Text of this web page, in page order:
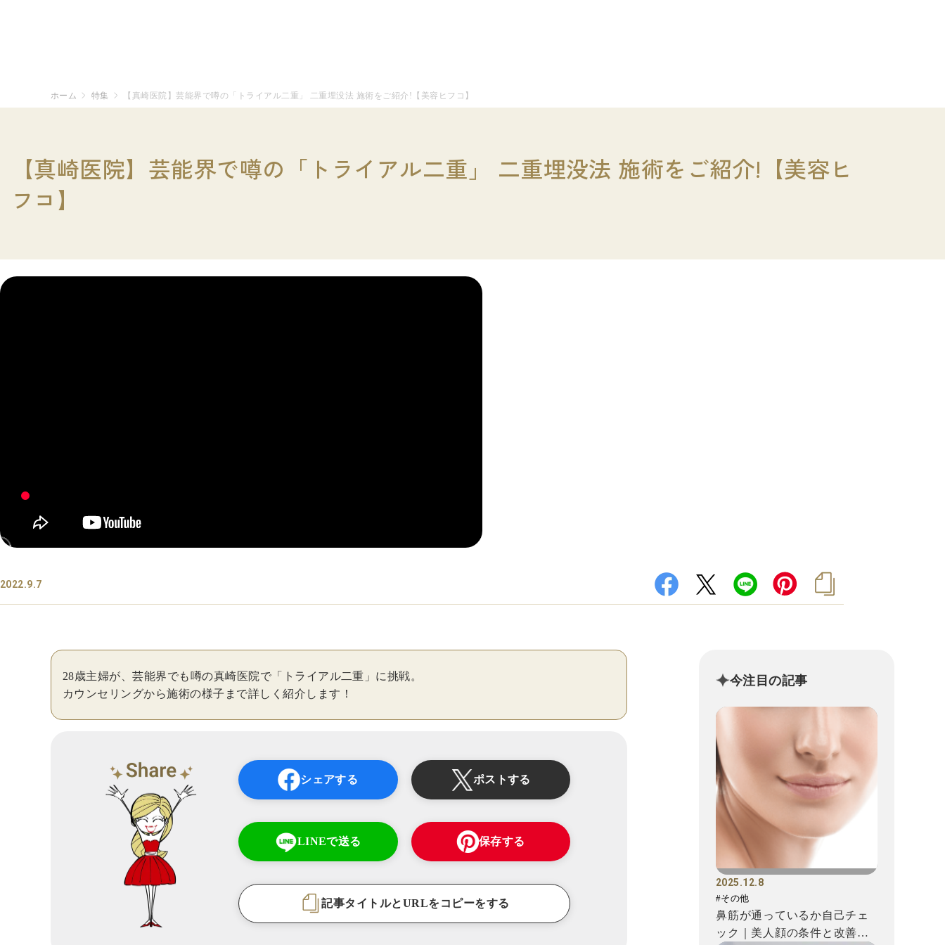
ホーム 特集 【真崎医院】芸能界で噂の「トライアル二重」 二重埋没法 施術をご紹介!【美容ヒフコ】
【真崎医院】芸能界で噂の「トライアル二重」 二重埋没法 施術をご紹介!【美容ヒ
フコ】
2022.9.7
28歳主婦が、芸能界でも噂の真崎医院で「トライアル二重」に挑戦。
カウンセリングから施術の様子まで詳しく紹介します！
シェアする ポストする
LINEで送る 保存する
記事タイトルとURLをコピーをする
今注目の記事
2025.12.8
#その他
鼻筋が通っているか自己チェ
ック｜美人顔の条件と改善方